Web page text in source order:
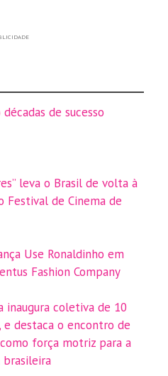
de sucesso
leva o Brasil de volta à
de Cinema de
Use Ronaldinho em
Fashion Company
inaugura coletiva de 10
e destaca o encontro de
força motriz para a